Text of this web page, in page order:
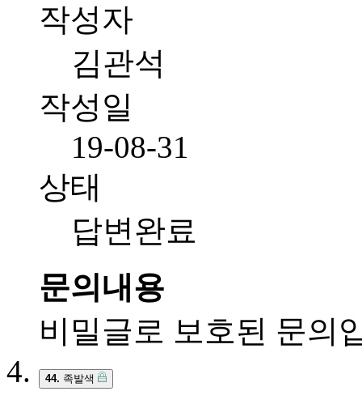
작성자
김관석
작성일
19-08-31
상태
답변완료
문의내용
비밀글로 보호된 문의
44. 족발색